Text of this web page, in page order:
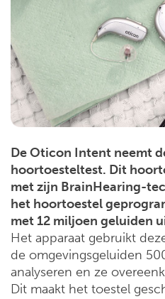
De Oticon Intent neemt
hoortoesteltest. Dit
met zijn BrainHearing-
het hoortoestel
met 12 miljoen geluiden
Het apparaat gebruikt
de omgevingsgeluiden
analyseren en ze
Dit maakt het toestel